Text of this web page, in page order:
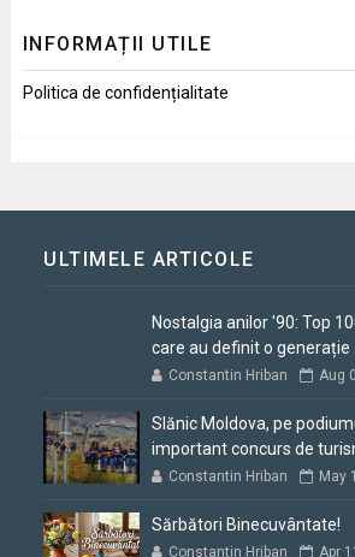
INFORMAȚII UTILE
Politica de confidențialitate
ULTIMELE ARTICOLE
Nostalgia anilor '90: Top
care au definit o generație
Constantin Hriban Aug
Slănic Moldova, pe
important concurs de
Constantin Hriban May
Sărbători Binecuvântate!
Constantin Hriban Apr